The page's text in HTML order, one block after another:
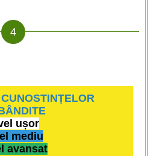
ușor
mediu
avansat